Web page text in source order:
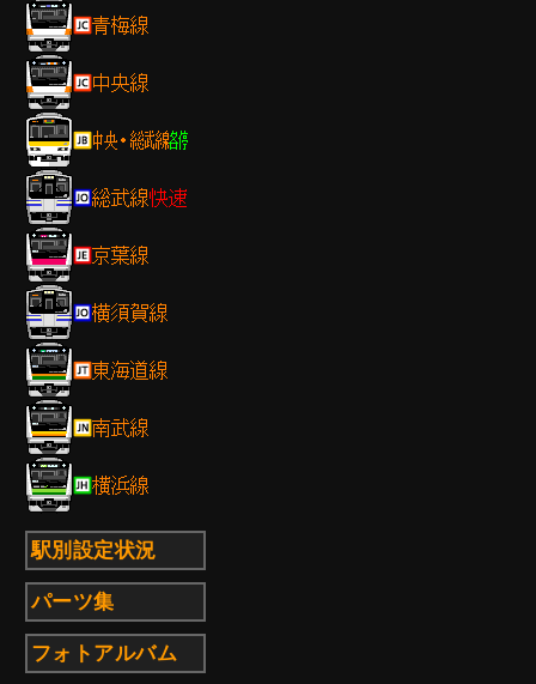
駅別設定状況
パーツ集
フォトアルバム